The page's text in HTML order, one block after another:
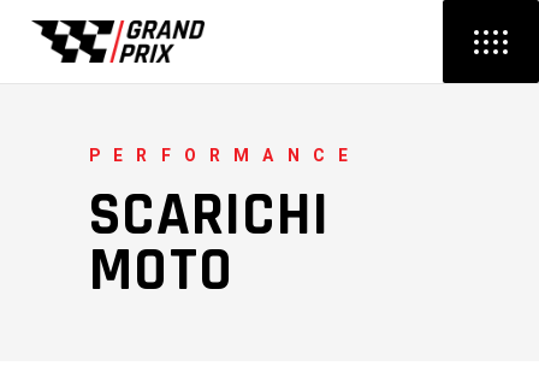
PERFORMANCE
SCARICHI
MOTO